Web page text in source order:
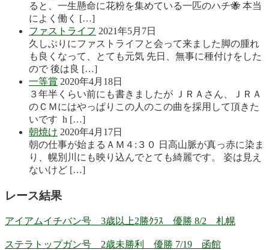
ると、一生懸命に花粉を集めている一匹のハチ🐝 本当
によく働く […]
ファストライフ 2021年5月7日
久しぶりにファストライフと会って来ました脚の腫れ
も良くなって、とても元気 先日、無事に種付けをした
ので 後は良 […]
一等賞 2020年4月18日
３年半くらい前にも書きましたが ＪＲＡさん、ＪＲＡ
のＣＭにはやっぱりこの人のこの曲を採用して頂きた
いです h […]
朝焼け 2020年4月17日
朝の仕事が始まるＡＭ４:３０ 日高山脈が真っ赤に染ま
り、幌別川にも映り込んでとても綺麗です。 姿は見え
ないけど […]
レース結果
アイアムイチバン号 3歳以上2勝ｸﾗｽ 優勝 8/2 札幌
ステラトップガン号 2歳未勝利 優勝 7/19 函館